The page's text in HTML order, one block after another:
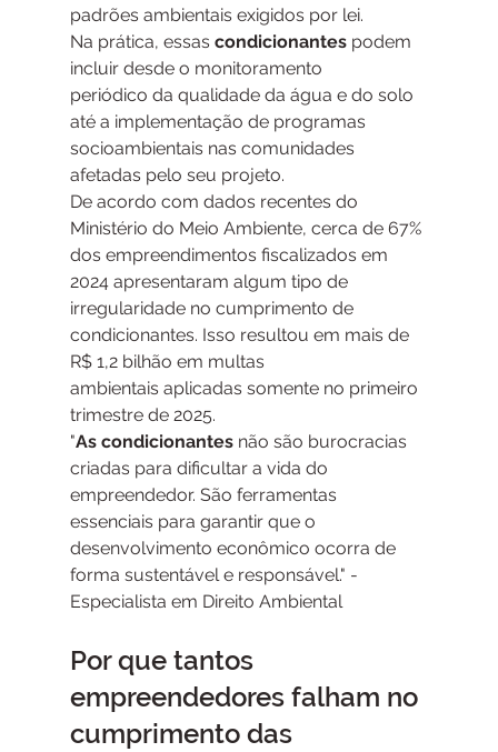
padrões ambientais exigidos por lei.
Na prática, essas condicionantes podem
incluir desde o monitoramento
periódico da qualidade da água e do solo
até a implementação de programas
socioambientais nas comunidades
afetadas pelo seu projeto.
De acordo com dados recentes do
Ministério do Meio Ambiente, cerca de 67%
dos empreendimentos fiscalizados em
2024 apresentaram algum tipo de
irregularidade no cumprimento de
condicionantes. Isso resultou em mais de
R$ 1,2 bilhão em multas
ambientais aplicadas somente no primeiro
trimestre de 2025.
"As condicionantes não são burocracias
criadas para dificultar a vida do
empreendedor. São ferramentas
essenciais para garantir que o
desenvolvimento econômico ocorra de
forma sustentável e responsável." -
Especialista em Direito Ambiental
Por que tantos
empreendedores falham no
cumprimento das